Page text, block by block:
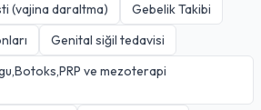
(vajina daraltma)
Gebelik Takibi
Genital siğil tedavisi
ve mezoterapi